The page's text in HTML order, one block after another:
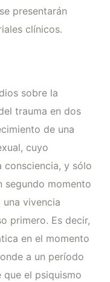
presentarán
clínicos.
sobre la
trauma en dos
de una
cuyo
consciencia, y sólo
segundo momento
vivencia
primero. Es decir,
en el momento
a un período
que el psiquismo